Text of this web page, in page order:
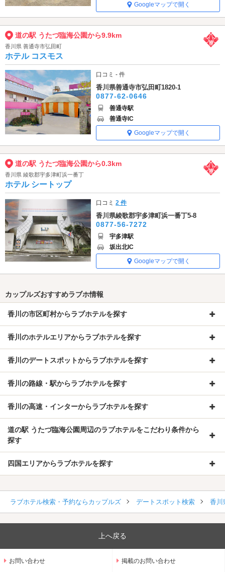
Googleマップで開く
道の駅 うたづ臨海公園から9.9km
香川県 善通寺市弘田町
ホテル コスモス
口コミ - 件
香川県善通寺市弘田町1820-1
0877-62-0646
善通寺駅
善通寺IC
Googleマップで開く
道の駅 うたづ臨海公園から0.3km
香川県 綾歌郡宇多津町浜一番丁
ホテル シートップ
口コミ2 件
香川県綾歌郡宇多津町浜一番丁5-8
0877-56-7272
宇多津駅
坂出北IC
Googleマップで開く
カップルズおすすめラブホ情報
香川の市区町村からラブホテルを探す
香川のホテルエリアからラブホテルを探す
香川のデートスポットからラブホテルを探す
香川の路線・駅からラブホテルを探す
香川の高速・インターからラブホテルを探す
道の駅 うたづ臨海公園周辺のラブホテルをこだわり条件から
探す
四国エリアからラブホテルを探す
ラブホテル検索・予約ならカップルズ デートスポット検索 香川
上へ戻る
お問い合わせ 掲載のお問い合わせ